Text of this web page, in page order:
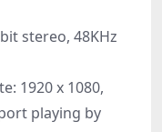
stereo, 48KHz
1920 x 1080,
playing by